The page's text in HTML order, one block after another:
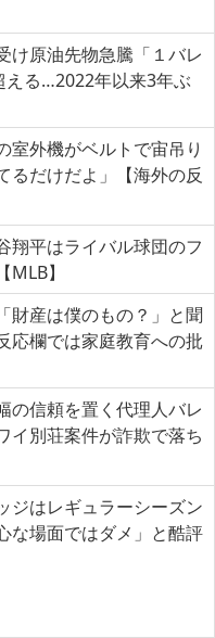
け原油先物急騰「１バレ
える…2022年以来3年ぶ
室外機がベルトで宙吊り
るだけだよ」【海外の反
翔平はライバル球団のフ
】
財産は僕のもの？」と聞
応欄では家庭教育への批
の信頼を置く代理人バレ
イ別荘案件が詐欺で落ち
ジはレギュラーシーズン
な場面ではダメ」と酷評